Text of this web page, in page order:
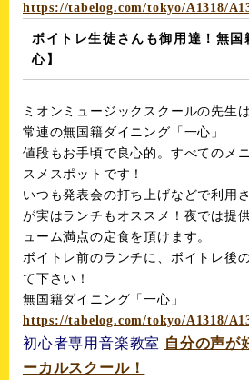
https://tabelog.com/tokyo/A1318/
ボイトレ生徒さんも御用達！無国
心】
ミオンミュージックスクールの先生
常連の無国籍ダイニング「一心」
値段もお手頃で良心的。すべてのメ
スメスポットです！
いつも発表会の打ち上げなどで利用
が実はランチもオススメ！夜では提
ューム満点の定食を頂けます。
ボイトレ前のランチに、ボイトレ後
て下さい！
無国籍ダイニング「一心」
https://tabelog.com/tokyo/A1318/
初心者専用音楽教室 自分の声が
ーカルスクール！